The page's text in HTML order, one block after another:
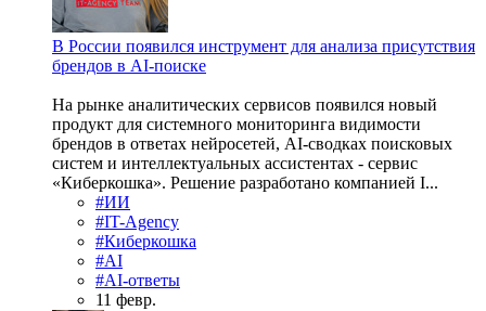
В России появился инструмент для анализа присутствия
брендов в AI-поиске
На рынке аналитических сервисов появился новый
продукт для системного мониторинга видимости
брендов в ответах нейросетей, AI-сводках поисковых
систем и интеллектуальных ассистентах - сервис
«Киберкошка». Решение разработано компанией I...
#ИИ
#IT-Agency
#Киберкошка
#AI
#AI-ответы
11 февр.